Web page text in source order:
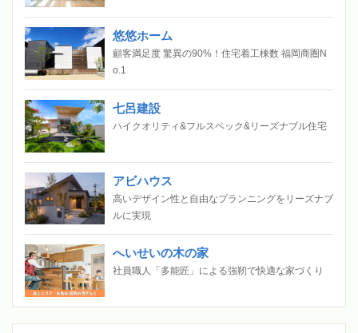
悠悠ホーム
顧客満足度 驚異の90%！住宅着工棟数 福岡商圏N
o.1
七呂建設
ハイクオリティ&フルスペック&リーズナブル住宅
アビハウス
高いデザイン性と自由なプランニングをリーズナブ
ルに実現
へいせいの木の家
社員職人「多能匠」による強靭で快適な家づくり